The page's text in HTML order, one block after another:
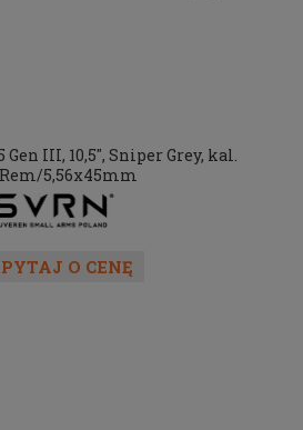
Gen III, 10,5", Sniper Grey, kal.
5,56x45mm
O CENĘ